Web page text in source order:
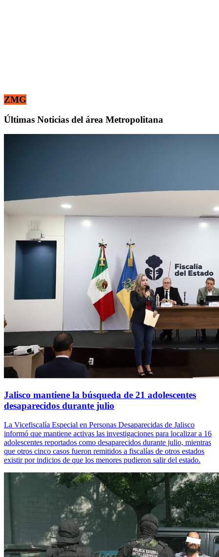
ZMG
Últimas Noticias del área Metropolitana
Jalisco mantiene la búsqueda de 21 adolescentes
desaparecidos durante julio
La Vicefiscalía Especial en Personas Desaparecidas de Jalisco
informó que mantiene activas las investigaciones para localizar a 16
adolescentes reportados como desaparecidos durante julio, mientras
que otros cinco casos fueron remitidos a fiscalías de otros estados
existir por indicios de que los menores pudieron salir del estado.